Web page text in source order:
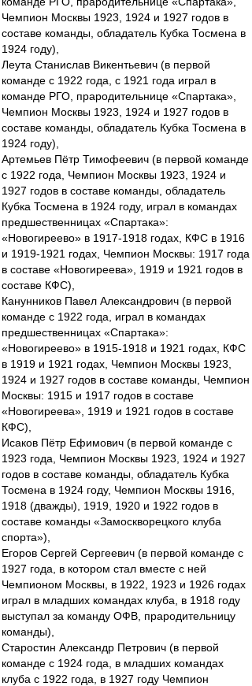
Чемпион Москвы 1923, 1924 и 1927 годов в
составе команды, обладатель Кубка Тосмена в
1924 году),
Леута Станислав Викентьевич (в первой
команде с 1922 года, с 1921 года играл в
команде РГО, прародительнице «Спартака»,
Чемпион Москвы 1923, 1924 и 1927 годов в
составе команды, обладатель Кубка Тосмена в
1924 году),
Артемьев Пётр Тимофеевич (в первой команде
с 1922 года, Чемпион Москвы 1923, 1924 и
1927 годов в составе команды, обладатель
Кубка Тосмена в 1924 году, играл в командах
предшественницах «Спартака»:
«Новогиреево» в 1917-1918 годах, КФС в 1916
и 1919-1921 годах, Чемпион Москвы: 1917 года
в составе «Новогиреева», 1919 и 1921 годов в
составе КФС),
Канунников Павел Александрович (в первой
команде с 1922 года, играл в командах
предшественницах «Спартака»:
«Новогиреево» в 1915-1918 и 1921 годах, КФС
в 1919 и 1921 годах, Чемпион Москвы 1923,
1924 и 1927 годов в составе команды, Чемпион
Москвы: 1915 и 1917 годов в составе
«Новогиреева», 1919 и 1921 годов в составе
КФС),
Исаков Пётр Ефимович (в первой команде с
1923 года, Чемпион Москвы 1923, 1924 и 1927
годов в составе команды, обладатель Кубка
Тосмена в 1924 году, Чемпион Москвы 1916,
1918 (дважды), 1919, 1920 и 1922 годов в
составе команды «Замоскворецкого клуба
спорта»),
Егоров Сергей Сергеевич (в первой команде с
1927 года, в котором стал вместе с ней
Чемпионом Москвы, в 1922, 1923 и 1926 годах
играл в младших командах клуба, в 1918 году
выступал за команду ОФВ, прародительницу
команды),
Старостин Александр Петрович (в первой
команде с 1924 года, в младших командах
клуба с 1922 года, в 1927 году Чемпион